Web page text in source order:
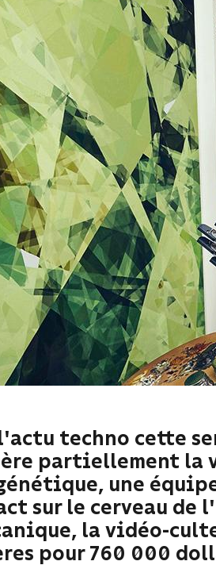
l'actu techno cette
partiellement la
une
sur le cerveau
la vidéo-
pour 760 000